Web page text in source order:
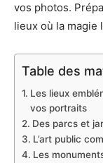
vos photos.
lieux où la magie
Table des
Les lieux
vos portraits
Des parcs et
L’art public
Les